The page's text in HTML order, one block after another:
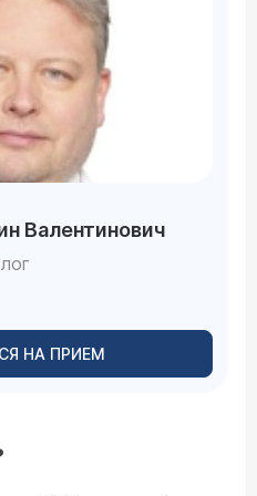
Валентинович
НА ПРИЕМ